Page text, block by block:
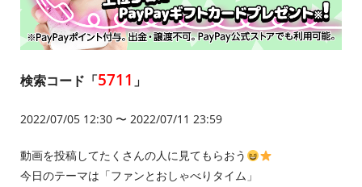
検索コード「5711 」
2022/07/05 12:30 〜 2022/07/11 23:59
動画を投稿してたくさんの人に見てもらおう
今日のテーマは「ファンとおしゃべりタイム」